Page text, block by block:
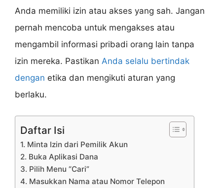
Anda memiliki izin atau akses yang sah. Jangan
pernah mencoba untuk mengakses atau
mengambil informasi pribadi orang lain tanpa
izin mereka. Pastikan Anda selalu bertindak
dengan etika dan mengikuti aturan yang
berlaku.
Daftar Isi
1. Minta Izin dari Pemilik Akun
2. Buka Aplikasi Dana
3. Pilih Menu “Cari”
4. Masukkan Nama atau Nomor Telepon